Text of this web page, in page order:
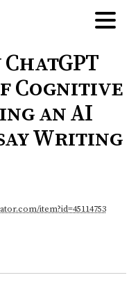
Cognitive
an AI
Writing
item?id=45114753